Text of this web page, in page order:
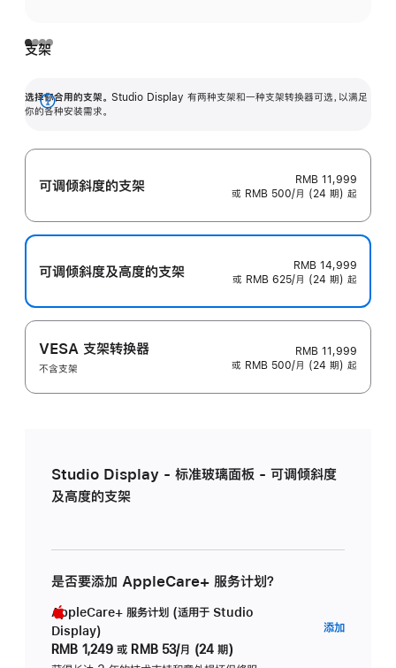
支架
选择你合用的支架。 Studio Display 有两种支架和一种支架转换器可选，以满足
你的各种安装需求。
展
可调倾斜度的支架
RMB 11,999
或 RMB 500/月 (24 期) 起
可调倾斜度及高‍度的支‍架
RMB 14,999
或 RMB 625/月 (24 期) 起
VESA 支架转换器
不含支架
RMB 11,999
或 RMB 500/月 (24 期) 起
Studio Display - 标准玻璃面板 - 可调倾斜度
及高度的支架
是否要添加 AppleCare+ 服务计划？
AppleCare+ 服务计划 (适用于 Studio
Display)
RMB 1,249 或 RMB 53/月 (24 期)
添加